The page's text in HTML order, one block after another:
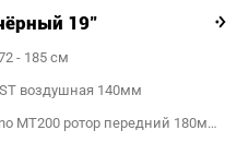
19"
- 185 см
воздушная 140мм
Тормоз гидравлический Shimano MT200 ротор передний 180мм, задний 180 мм